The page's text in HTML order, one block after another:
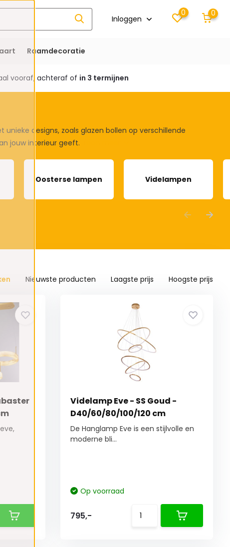
Inloggen
0 0
Raamdecoratie
vooraf, achteraf of in 3 termijnen
designs, zoals glazen bollen op verschillende
jouw interieur geeft.
Oosterse lampen Videlampen
Nieuwste producten Laagste prijs Hoogste prijs
Videlamp Eve - SS Goud -
D40/60/80/100/120 cm
De Hanglamp Eve is een stijlvolle en
moderne bli...
Op voorraad
795,-